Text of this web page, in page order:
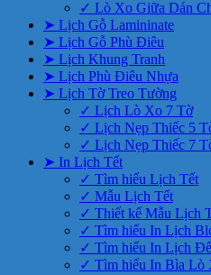
✓ Lò Xo Giữa Dán
➤ Lịch Gỗ Lamininate
➤ Lịch Gỗ Phù Điêu
➤ Lịch Khung Tranh
➤ Lịch Phù Điêu Nhựa
➤ Lịch Tờ Treo Tường
✓ Lịch Lò Xo 7 Tờ
✓ Lịch Nẹp Thiếc 5
✓ Lịch Nẹp Thiếc 7
➤ In Lịch Tết
✓ Tìm hiểu Lịch Tết
✓ Mẫu Lịch Tết
✓ Thiết kế Mẫu Lịch
✓ Tìm hiểu In Lịch
✓ Tìm hiểu In Lịch
✓ Tìm hiểu In Bìa Lò